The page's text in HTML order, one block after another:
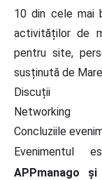
10 din cele mai
activităților de
pentru site,
susținută de
Discuții
Networking
Concluziile
Evenimentul
APPmanago